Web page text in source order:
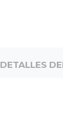
DETALLES